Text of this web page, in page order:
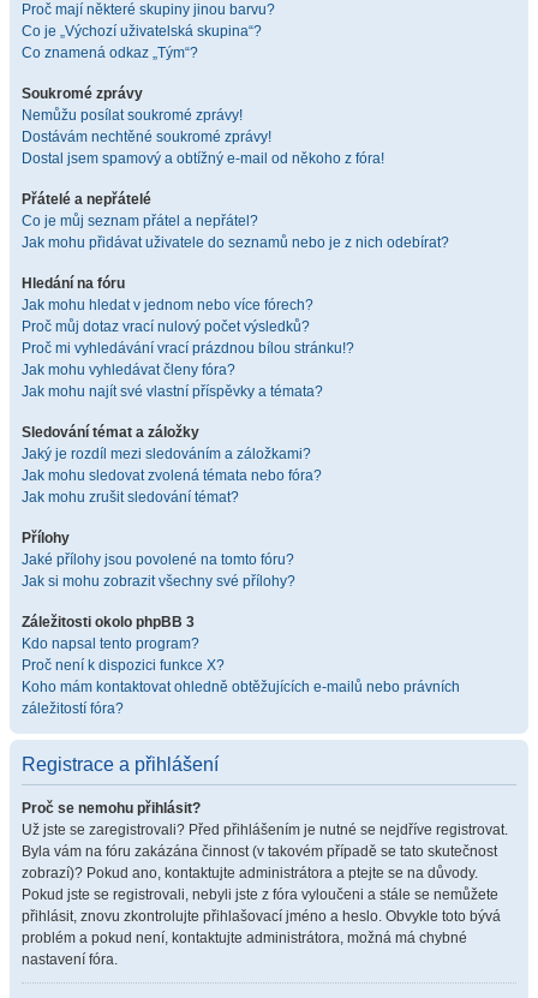
Proč mají některé skupiny jinou barvu?
Co je „Výchozí uživatelská skupina“?
Co znamená odkaz „Tým“?
Soukromé zprávy
Nemůžu posílat soukromé zprávy!
Dostávám nechtěné soukromé zprávy!
Dostal jsem spamový a obtížný e-mail od někoho z fóra!
Přátelé a nepřátelé
Co je můj seznam přátel a nepřátel?
Jak mohu přidávat uživatele do seznamů nebo je z nich odebírat?
Hledání na fóru
Jak mohu hledat v jednom nebo více fórech?
Proč můj dotaz vrací nulový počet výsledků?
Proč mi vyhledávání vrací prázdnou bílou stránku!?
Jak mohu vyhledávat členy fóra?
Jak mohu najít své vlastní příspěvky a témata?
Sledování témat a záložky
Jaký je rozdíl mezi sledováním a záložkami?
Jak mohu sledovat zvolená témata nebo fóra?
Jak mohu zrušit sledování témat?
Přílohy
Jaké přílohy jsou povolené na tomto fóru?
Jak si mohu zobrazit všechny své přílohy?
Záležitosti okolo phpBB 3
Kdo napsal tento program?
Proč není k dispozici funkce X?
Koho mám kontaktovat ohledně obtěžujících e-mailů nebo právních
záležitostí fóra?
Registrace a přihlášení
Proč se nemohu přihlásit?
Už jste se zaregistrovali? Před přihlášením je nutné se nejdříve registrovat.
Byla vám na fóru zakázána činnost (v takovém případě se tato skutečnost
zobrazí)? Pokud ano, kontaktujte administrátora a ptejte se na důvody.
Pokud jste se registrovali, nebyli jste z fóra vyloučeni a stále se nemůžete
přihlásit, znovu zkontrolujte přihlašovací jméno a heslo. Obvykle toto bývá
problém a pokud není, kontaktujte administrátora, možná má chybné
nastavení fóra.